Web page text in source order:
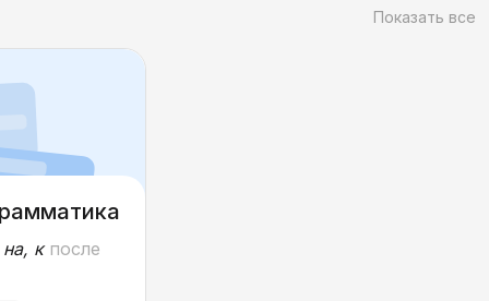
речи:
и
участие в
Показать все
кпосле